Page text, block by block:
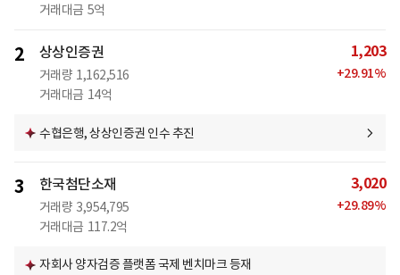
거래대금 5억
2 상상인증권
거래량 1,162,516
거래대금 14억
1,203
+29.91%
수협은행, 상상인증권 인수 추진
3 한국첨단소재
거래량 3,954,795
거래대금 117.2억
3,020
+29.89%
자회사 양자검증 플랫폼 국제 벤치마크 등재